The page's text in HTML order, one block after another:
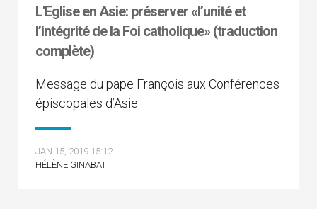
L'Eglise en Asie: préserver «l’unité et
l’intégrité de la Foi catholique» (traduction
complète)
Message du pape François aux Conférences
épiscopales d’Asie
JAN 15, 2019 15:12
HÉLÈNE GINABAT